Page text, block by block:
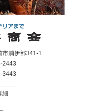
浦伊部341-1
2443
3443
細